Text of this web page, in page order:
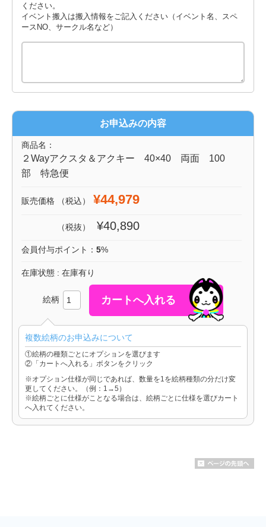
ください。
イベント搬入は搬入情報をご記入ください（イベント名、スペ
ースNO、サークル名など）
お申込みの内容
商品名：
２Wayアクスタ＆アクキー 40×40 両面 100
部 特急便
販売価格 （税込） ¥44,979
（税抜） ¥40,890
会員付与ポイント： 5%
在庫状態 : 在庫有り
絵柄
複数絵柄のお申込みについて
①絵柄の種類ごとにオプションを選びます
②「カートへ入れる」ボタンをクリック
※オプション仕様が同じであれば、数量を1を絵柄種類の分だけ変
更してください。（例：1→5）
※絵柄ごとに仕様がことなる場合は、絵柄ごとに仕様を選びカート
へ入れてください。